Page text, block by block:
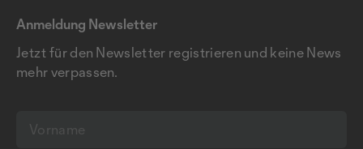
Anmeldung Newsletter
Jetzt für den Newsletter registrieren und keine News
mehr verpassen.